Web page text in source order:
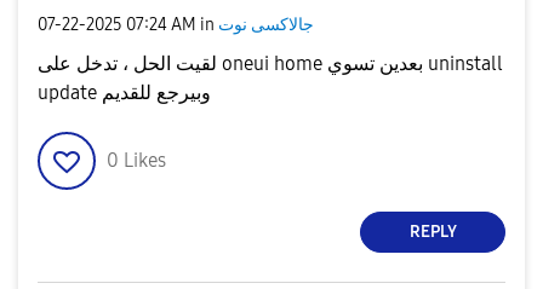
‎07-22-2025 07:24 AM in جالاكسى نوت
لقيت الحل ، تدخل على oneui home بعدين تسوي uninstall
update وبيرجع للقديم
0 Likes
REPLY